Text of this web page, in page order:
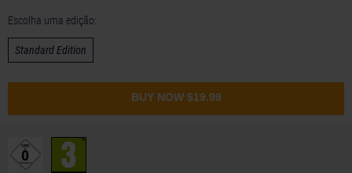
Escolha uma edição:
Standard Edition
BUY NOW $19.99